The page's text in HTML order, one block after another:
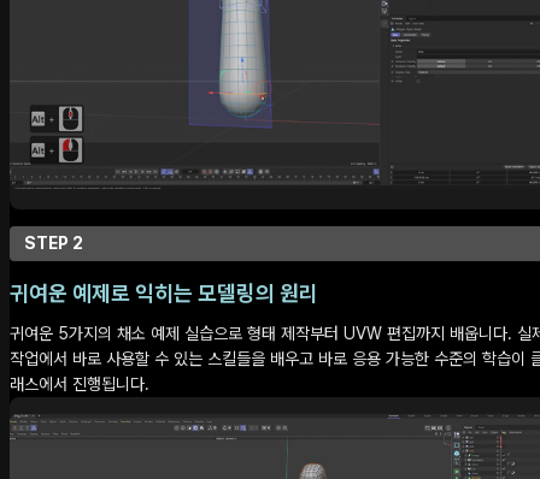
STEP 2
귀여운 예제로 익히는 모델링의 원리
귀여운 5가지의 채소 예제 실습으로 형태 제작부터 UVW 편집까지 배웁니다. 실
작업에서 바로 사용할 수 있는 스킬들을 배우고 바로 응용 가능한 수준의 학습이
래스에서 진행됩니다.